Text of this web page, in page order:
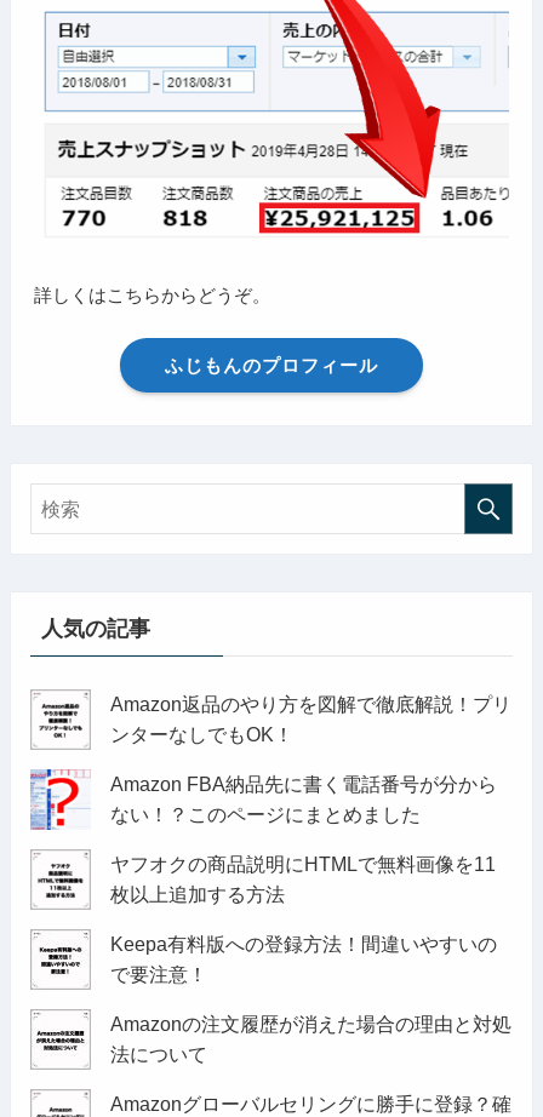
詳しくはこちらからどうぞ。
ふじもんのプロフィール
人気の記事
Amazon返品のやり方を図解で徹底解説！プリ
ンターなしでもOK！
Amazon FBA納品先に書く電話番号が分から
ない！？このページにまとめました
ヤフオクの商品説明にHTMLで無料画像を11
枚以上追加する方法
Keepa有料版への登録方法！間違いやすいの
で要注意！
Amazonの注文履歴が消えた場合の理由と対処
法について
Amazonグローバルセリングに勝手に登録？確